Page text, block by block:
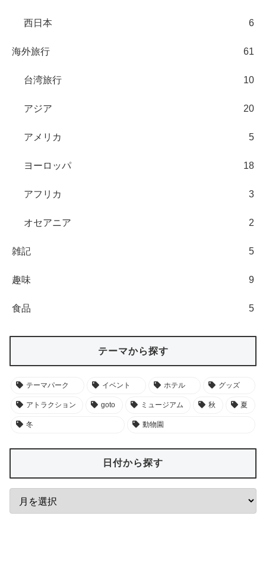
西日本 6
海外旅行 61
台湾旅行 10
アジア 20
アメリカ 5
ヨーロッパ 18
アフリカ 3
オセアニア 2
雑記 5
趣味 9
食品 5
テーマから探す
テーマパーク イベント ホテル グッズ
アトラクション goto ミュージアム 秋 夏
冬 動物園
日付から探す